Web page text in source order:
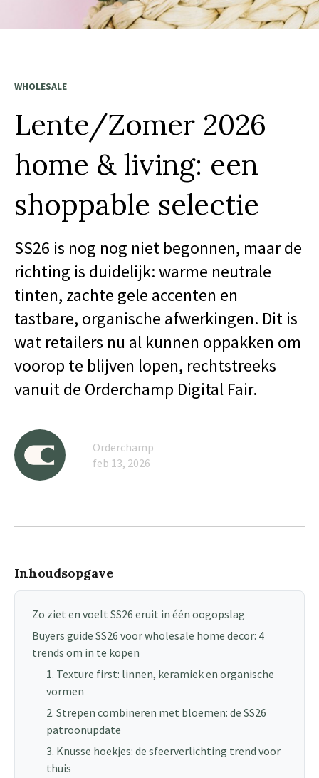
WHOLESALE
Lente/Zomer 2026
home & living: een
shoppable selectie
SS26 is nog nog niet begonnen, maar de
richting is duidelijk: warme neutrale
tinten, zachte gele accenten en
tastbare, organische afwerkingen. Dit is
wat retailers nu al kunnen oppakken om
voorop te blijven lopen, rechtstreeks
vanuit de Orderchamp Digital Fair.
Orderchamp
feb 13, 2026
Inhoudsopgave
Zo ziet en voelt SS26 eruit in één oogopslag
Buyers guide SS26 voor wholesale home decor: 4
trends om in te kopen
1. Texture first: linnen, keramiek en organische
vormen
2. Strepen combineren met bloemen: de SS26
patroonupdate
3. Knusse hoekjes: de sfeerverlichting trend voor
thuis